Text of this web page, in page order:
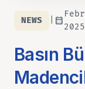
NEWS calendar_month
2025
Basın